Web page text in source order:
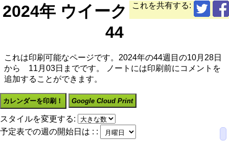
これを共有する:
2024年 ウイーク
44
これは印刷可能なページです。2024年の44週目の10月28日
から 11月03日までです。 ノートには印刷前にコメントを
追加することができます。
カレンダーを印刷！ Google Cloud Print
スタイルを変更する:
予定表での週の開始日は : :